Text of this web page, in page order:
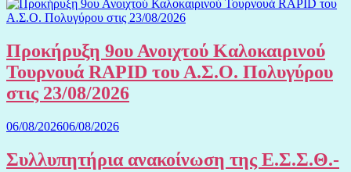
Προκήρυξη 9ου Ανοιχτού Καλοκαιρινού
Τουρνουά RAPID του Α.Σ.Ο. Πολυγύρου
στις 23/08/2026
06/08/202606/08/2026
Συλλυπητήρια ανακοίνωση της Ε.Σ.Σ.Θ.-